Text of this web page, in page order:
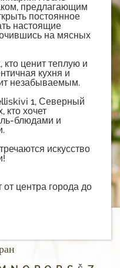
предлагающим
постоянное
настоящие
на мясных
кто ценит теплую и
кухня и
незабываемым.
1, Северный
кто хочет
блюдами и
искусство
центра города до